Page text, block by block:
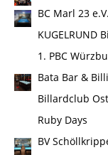
BC Marl 23 e.V.
KUGELRUND
1. PBC
Bata Bar &
Billardclub
Ruby Days
BV